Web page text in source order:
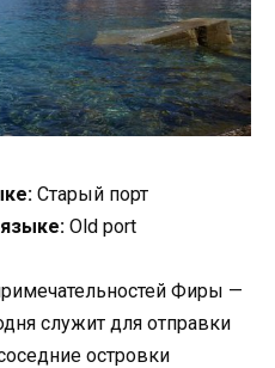
Старый порт
Old port
Фиры —
служит для отправки
островки